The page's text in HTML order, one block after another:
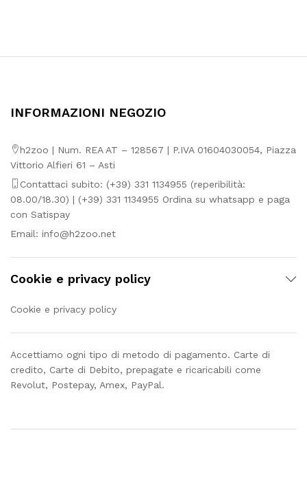
1,65€
INFORMAZIONI NEGOZIO
h2zoo | Num. REA AT – 128567 | P.IVA 01604030054, Piazza
Vittorio Alfieri 61 – Asti
Contattaci subito: (+39) 331 1134955 (reperibilità:
08.00/18.30) | (+39) 331 1134955 Ordina su whatsapp e paga
con Satispay
Email: info@h2zoo.net
Cookie e privacy policy
Cookie e privacy policy
Accettiamo ogni tipo di metodo di pagamento. Carte di
credito, Carte di Debito, prepagate e ricaricabili come
Revolut, Postepay, Amex, PayPal.